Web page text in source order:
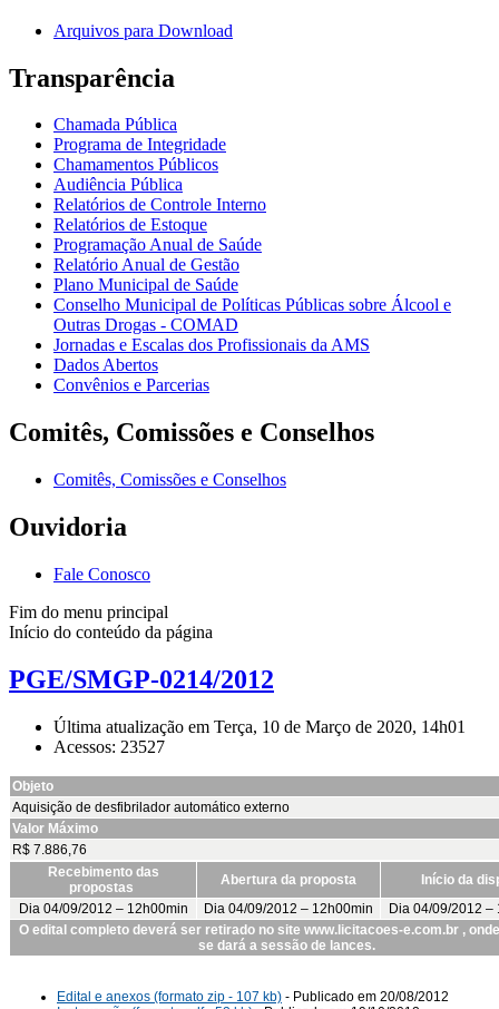
Arquivos para Download
Transparência
Chamada Pública
Programa de Integridade
Chamamentos Públicos
Audiência Pública
Relatórios de Controle Interno
Relatórios de Estoque
Programação Anual de Saúde
Relatório Anual de Gestão
Plano Municipal de Saúde
Conselho Municipal de Políticas Públicas sobre Álcool e
Outras Drogas - COMAD
Jornadas e Escalas dos Profissionais da AMS
Dados Abertos
Convênios e Parcerias
Comitês, Comissões e Conselhos
Comitês, Comissões e Conselhos
Ouvidoria
Fale Conosco
Fim do menu principal
Início do conteúdo da página
PGE/SMGP-0214/2012
Última atualização em Terça, 10 de Março de 2020, 14h01
Acessos: 23527
Objeto
Aquisição de desfibrilador automático externo
Valor Máximo
R$ 7.886,76
Recebimento das
propostas
Abertura da proposta
Início da
Dia 04/09/2012 – 12h00min
Dia 04/09/2012 – 12h00min
Dia 04/09/2012 –
O edital completo deverá ser retirado no site www.licitacoes-e.com.br ,
se dará a sessão de lances.
Edital e anexos (formato zip - 107 kb) - Publicado em 20/08/2012